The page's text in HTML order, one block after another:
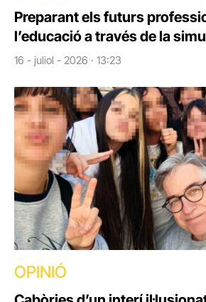
Preparant els futurs
l’educació a través de la
16 - juliol - 2026 · 13:23
OPINIÓ